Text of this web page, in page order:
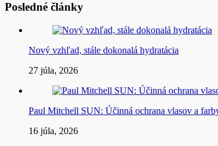
Posledné články
Nový vzhľad, stále dokonalá hydratácia
27 júla, 2026
Paul Mitchell SUN: Účinná ochrana vlasov a
16 júla, 2026